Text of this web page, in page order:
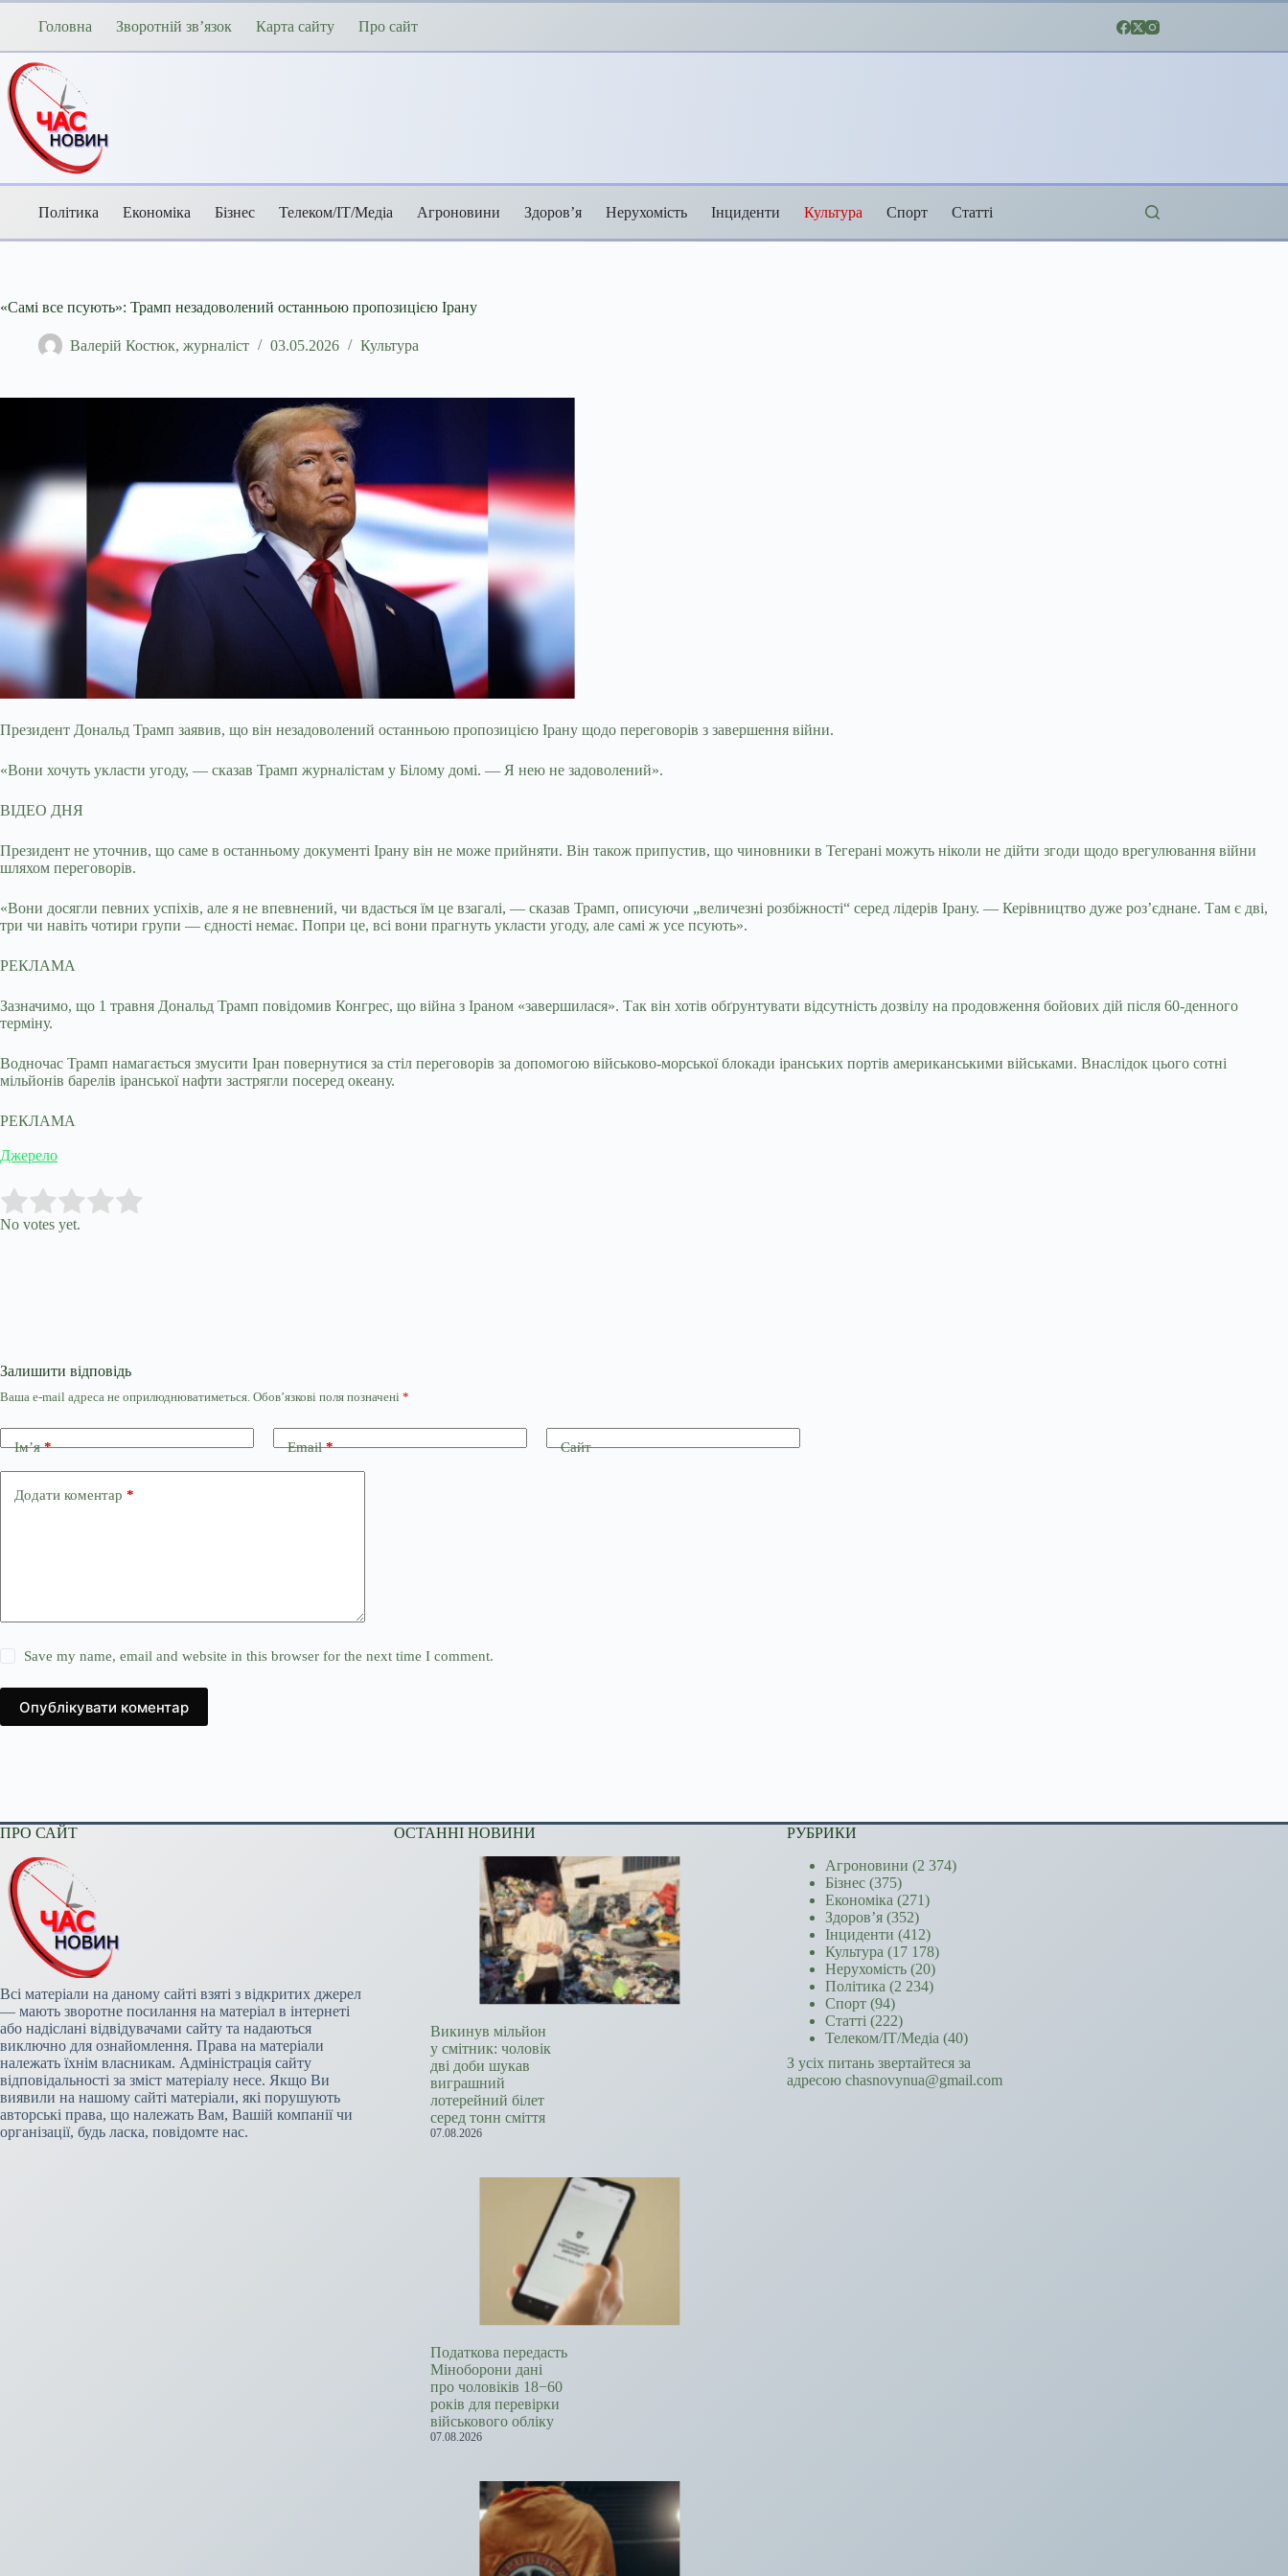
Перейти
Головна Зворотній зв’язок Карта сайту Про сайт
Політика Економіка Бізнес Телеком/ІТ/Медіа Агроновини Здоров’я Нерухомість Інциденти Культура Спорт Статті
«Самі все псують»: Трамп незадоволений останньою пропозицією Ірану
Валерій Костюк, журналіст 03.05.2026 Культура
Президент Дональд Трамп заявив, що він незадоволений останньою пропозицією Ірану щодо переговорів з завершення війни.
«Вони хочуть укласти угоду, — сказав Трамп журналістам у Білому домі. — Я нею не задоволений».
ВІДЕО ДНЯ
Президент не уточнив, що саме в останньому документі Ірану він не може прийняти. Він також припустив, що чиновники в Тегерані можуть ніколи не дійти згоди щодо врегулювання війни
шляхом переговорів.
«Вони досягли певних успіхів, але я не впевнений, чи вдасться їм це взагалі, — сказав Трамп, описуючи „величезні розбіжності“ серед лідерів Ірану. — Керівництво дуже роз’єднане. Там є дві,
три чи навіть чотири групи — єдності немає. Попри це, всі вони прагнуть укласти угоду, але самі ж усе псують».
РЕКЛАМА
Зазначимо, що 1 травня Дональд Трамп повідомив Конгрес, що війна з Іраном «завершилася». Так він хотів обґрунтувати відсутність дозвілу на продовження бойових дій після 60-денного
терміну.
Водночас Трамп намагається змусити Іран повернутися за стіл переговорів за допомогою військово-морської блокади іранських портів американськими військами. Внаслідок цього сотні
мільйонів барелів іранської нафти застрягли посеред океану.
РЕКЛАМА
Джерело
Rate this item:
No votes yet.
Залишити відповідь
Ваша e-mail адреса не оприлюднюватиметься. Обов’язкові поля позначені *
Ім’я* Email* Сайт
Додати коментар *
Save my name, email and website in this browser for the next time I comment.
Опублікувати коментар
ПРО САЙТ
Всі матеріали на даному сайті взяті з відкритих джерел
— мають зворотне посилання на матеріал в інтернеті
або надіслані відвідувачами сайту та надаються
виключно для ознайомлення. Права на матеріали
належать їхнім власникам. Адміністрація сайту
відповідальності за зміст матеріалу несе. Якщо Ви
виявили на нашому сайті матеріали, які порушують
авторські права, що належать Вам, Вашій компанії чи
організації, будь ласка, повідомте нас.
ОСТАННІ НОВИНИ
Викинув мільйон
у смітник: чоловік
дві доби шукав
виграшний
лотерейний білет
серед тонн сміття
07.08.2026
Податкова передасть
Міноборони дані
про чоловіків 18−60
років для перевірки
військового обліку
07.08.2026
РУБРИКИ
Агроновини (2 374)
Бізнес (375)
Економіка (271)
Здоров’я (352)
Інциденти (412)
Культура (17 178)
Нерухомість (20)
Політика (2 234)
Спорт (94)
Статті (222)
Телеком/ІТ/Медіа (40)
З усіх питань звертайтеся за
адресою chasnovynua@gmail.com